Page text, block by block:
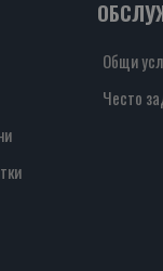
Общи
Често